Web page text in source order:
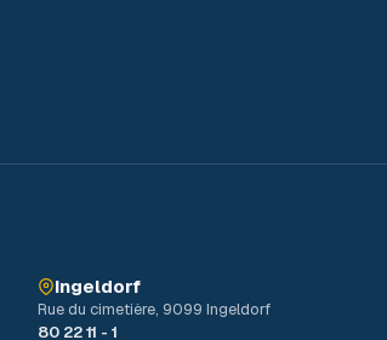
Ingeldorf
Rue du cimetière, 9099 Ingeldorf
80 22 11 - 1